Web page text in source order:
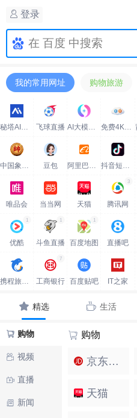
登录
我的常用网址 购物旅游
秘塔AI搜索 飞球直播 AI大模型分发平台 免费4K影视
中国象棋大师 豆包 阿里巴巴1688 抖音短视频
唯品会 当当网 天猫
3
腾讯网
1
优酷
1
斗鱼直播
1
百度地图 直播吧
携程旅行网
7
工商银行 百度贴吧 IT之家
精选 生活
购物
视频
直播
新闻
购物
京东商城
天猫